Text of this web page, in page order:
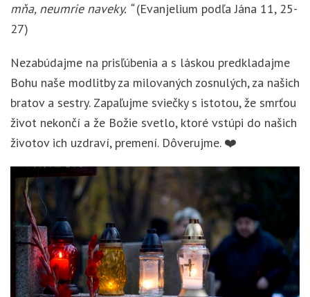
mňa, neumrie naveky. “(Evanjelium podľa Jána 11, 25-
27)
Nezabúdajme na prisľúbenia a s láskou predkladajme
Bohu naše modlitby za milovaných zosnulých, za našich
bratov a sestry. Zapaľujme sviečky s istotou, že smrťou
život nekončí a že Božie svetlo, ktoré vstúpi do našich
životov ich uzdraví, premení. Dôverujme. ❤️